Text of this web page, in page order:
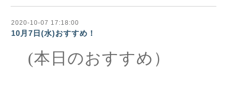
2020-10-07 17:18:00
10月7日(水)おすすめ！
(本日のおすすめ）